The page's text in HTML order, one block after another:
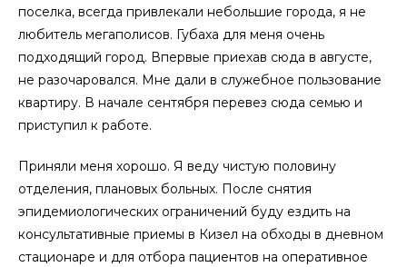
поселка, всегда привлекали небольшие города, я не
любитель мегаполисов. Губаха для меня очень
подходящий город. Впервые приехав сюда в августе,
не разочаровался. Мне дали в служебное пользование
квартиру. В начале сентября перевез сюда семью и
приступил к работе.
Приняли меня хорошо. Я веду чистую половину
отделения, плановых больных. После снятия
эпидемиологических ограничений буду ездить на
консультативные приемы в Кизел на обходы в дневном
стационаре и для отбора пациентов на оперативное